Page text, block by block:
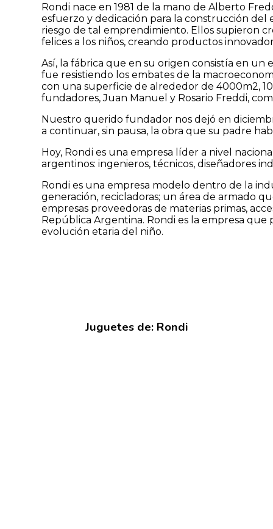
Rondi nace en 1981 de la mano de Alberto
esfuerzo y dedicación para la construcción del
riesgo de tal emprendimiento. Ellos supieron
felices a los niños, creando productos
Así, la fábrica que en su origen consistía en un
fue resistiendo los embates de la
con una superficie de alrededor de 4000m2,
fundadores, Juan Manuel y Rosario Freddi,
Nuestro querido fundador nos dejó en
a continuar, sin pausa, la obra que su padre
Hoy, Rondi es una empresa líder a nivel
argentinos: ingenieros, técnicos, diseñadores
Rondi es una empresa modelo dentro de la
generación, recicladoras; un área de armado
empresas proveedoras de materias primas,
República Argentina. Rondi es la empresa
evolución etaria del niño.
Juguetes de: Rondi